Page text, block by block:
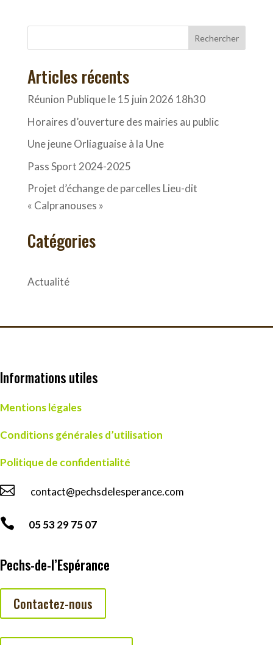
Rechercher
Articles récents
Réunion Publique le 15 juin 2026 18h30
Horaires d’ouverture des mairies au public
Une jeune Orliaguaise à la Une
Pass Sport 2024-2025
Projet d’échange de parcelles Lieu-dit
« Calpranouses »
Catégories
Actualité
Informations utiles
Mentions légales
Conditions générales d’utilisation
Politique de confidentialité
 contact@pechsdelesperance.com
 05 53 29 75 07
Pechs-de-l’Espérance
Contactez-nous